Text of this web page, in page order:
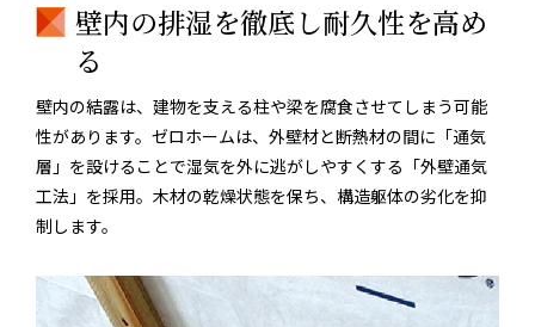
壁内の排湿を徹底し耐久性を高め
る
壁内の結露は、建物を支える柱や梁を腐食させてしまう可能
性があります。ゼロホームは、外壁材と断熱材の間に「通気
層」を設けることで湿気を外に逃がしやすくする「外壁通気
工法」を採用。木材の乾燥状態を保ち、構造躯体の劣化を抑
制します。